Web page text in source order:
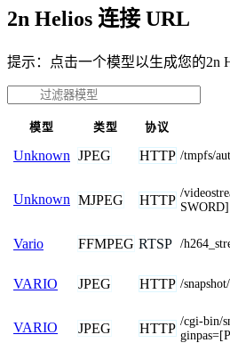
2n Helios 连接 URL
提示：点击一个模型以生成您的2n
模型 类型 协议
Unknown JPEG HTTP /tmpfs/
Unknown MJPEG HTTP /
SWORD]
Vario FFMPEG RTSP /
VARIO JPEG HTTP /
VARIO JPEG HTTP /cgi-bin/